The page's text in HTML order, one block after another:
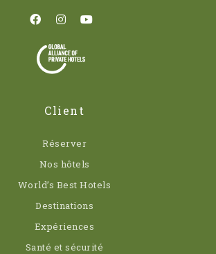
Client
Réserver
Nos hôtels
World’s Best Hotels
Destinations
Expériences
Santé et sécurité